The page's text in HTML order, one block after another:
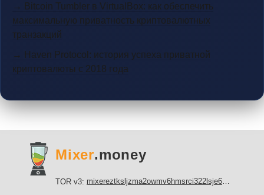
→ Bitcoin Tumbler в VirtualBox: как обеспечить
максимальную приватность криптовалютных
транзакций
→ Haven Protocol: история успеха приватной
криптовалюты с 2018 года
Mixer.money
TOR v3: mixereztksljzma2owmv6hmsrci322lsje6m3svicoddk3xbgvhd2fid.onion